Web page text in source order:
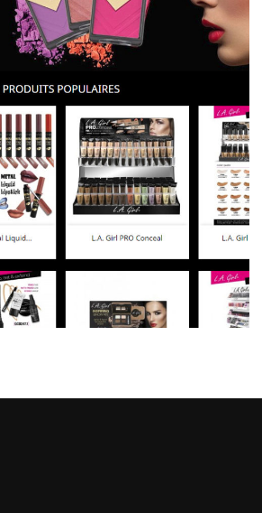
Esthétique & Anti-âge
Esthétique & Anti-âge Sites ecommerce
Glamour Shop